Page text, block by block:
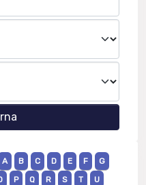
A B C D E F
G
P Q R S T
U